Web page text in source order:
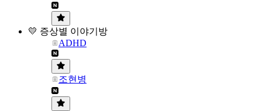
💛 증상별 이야기방
ADHD
조현병